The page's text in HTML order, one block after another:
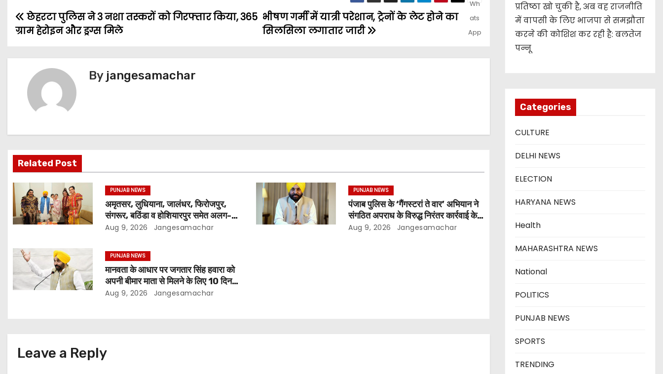
भीषण गर्मी में यात्री परेशान, ट्रेनों के लेट होने का
सिलसिला लगातार जारी
छेहरटा पुलिस ने 3 नशा तस्करों को गिरफ्तार किया, 365
ग्राम हेरोइन और ड्रग्स मिले
By jangesamachar
Related Post
PUNJAB NEWS
अमृतसर, लुधियाना, जालंधर, फिरोजपुर,
संगरूर, बठिंडा व होशियारपुर समेत अलग-
अलग स्थानों पर ये शो होगा- भगवंत सिंह मान
Aug 9, 2026 Jangesamachar
PUNJAB NEWS
पंजाब पुलिस के ‘गैंगस्टरां ते वार’ अभियान ने
संगठित अपराध के विरुद्ध निरंतर कार्रवाई के
200 दिन पूरे किए ; 1.09 लाख से अधिक
Aug 9, 2026 Jangesamachar
PUNJAB NEWS
मानवता के आधार पर जगतार सिंह हवारा को
अपनी बीमार माता से मिलने के लिए 10 दिन
की पैरोल दी जानी चाहिए- मुख्यमंत्री भगवंत
Aug 9, 2026 Jangesamachar
Leave a Reply
प्रतिष्ठा खो चुकी है, अब वह राजनीति
में वापसी के लिए भाजपा से समझौता
करने की कोशिश कर रही है: बलतेज
पन्नू
Categories
CULTURE
DELHI NEWS
ELECTION
HARYANA NEWS
Health
MAHARASHTRA NEWS
National
POLITICS
PUNJAB NEWS
SPORTS
TRENDING